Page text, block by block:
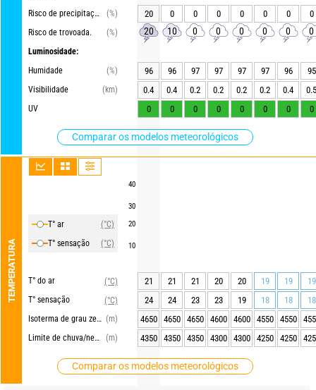
Risco de precipitações
(%)
Risco de trovoada.
(%)
Luminosidade:
Humidade
(%)
Visibilidade
(km)
UV
Comparar os modelos meteorológicos
TEMPERATURA
T° ar
(°C)
T° sensação
(°C)
T° do ar
(°C)
T° sensação
(°C)
Isoterma de grau zero (m)
Limite de chuva/neve
(m)
Comparar os modelos meteorológicos
40
30
20
10
20 0 0 0 0 0 0 0
20 10 0 0 0 0 0 0
96 96 97 97 97 97 96
95
0.4
0.4 0.2 0.2 0.2 0.2 0.4
0.5
0
0 0 0 0 0 0 0
21 21 21 20 20 19 19
19
24
24 23 23 19 18 18
18
4650
4650 4650 4600 4600 4550 4550
4350
4350 4350 4300 4300 4250 4250